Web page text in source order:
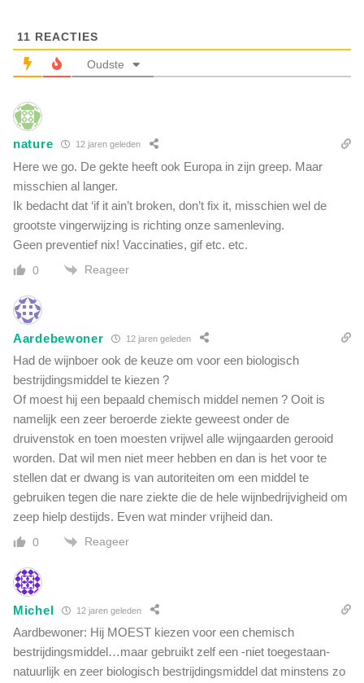
N
e
l
a
d
i
r
e
d
d
j
n
l
v
e
n
11 REACTIES
Oudste
nature 12 jaren geleden
Here we go. De gekte heeft ook Europa in zijn greep. Maar
misschien al langer.
Ik bedacht dat ‘if it ain’t broken, don’t fix it, misschien wel de
grootste vingerwijzing is richting onze samenleving.
Geen preventief nix! Vaccinaties, gif etc. etc.
0 Reageer
Aardebewoner 12 jaren geleden
Had de wijnboer ook de keuze om voor een biologisch
bestrijdingsmiddel te kiezen ?
Of moest hij een bepaald chemisch middel nemen ? Ooit is
namelijk een zeer beroerde ziekte geweest onder de
druivenstok en toen moesten vrijwel alle wijngaarden gerooid
worden. Dat wil men niet meer hebben en dan is het voor te
stellen dat er dwang is van autoriteiten om een middel te
gebruiken tegen die nare ziekte die de hele wijnbedrijvigheid om
zeep hielp destijds. Even wat minder vrijheid dan.
0 Reageer
Michel 12 jaren geleden
Aardbewoner: Hij MOEST kiezen voor een chemisch
bestrijdingsmiddel…maar gebruikt zelf een -niet toegestaan-
natuurlijk en zeer biologisch bestrijdingsmiddel dat minstens zo